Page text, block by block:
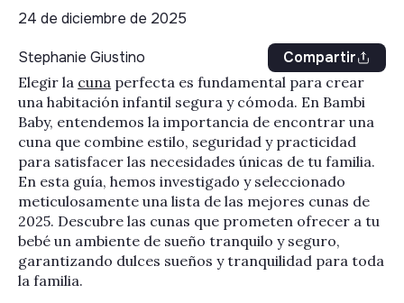
24 de diciembre de 2025
Stephanie Giustino Compartir
Elegir la cuna perfecta es fundamental para crear
una habitación infantil segura y cómoda. En Bambi
Baby, entendemos la importancia de encontrar una
cuna que combine estilo, seguridad y practicidad
para satisfacer las necesidades únicas de tu familia.
En esta guía, hemos investigado y seleccionado
meticulosamente una lista de las mejores cunas de
2025. Descubre las cunas que prometen ofrecer a tu
bebé un ambiente de sueño tranquilo y seguro,
garantizando dulces sueños y tranquilidad para toda
la familia.